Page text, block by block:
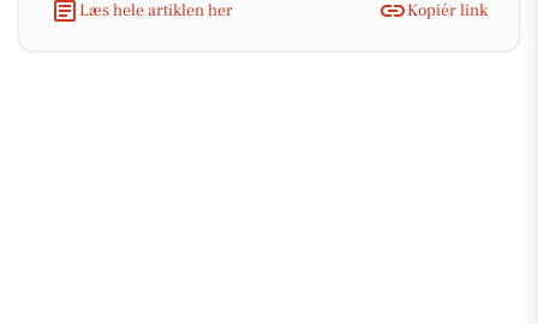
Læs hele artiklen her Kopiér link